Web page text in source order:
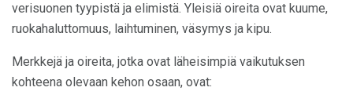
verisuonen tyypistä ja elimistä. Yleisiä oireita ovat kuume,
ruokahaluttomuus, laihtuminen, väsymys ja kipu.
Merkkejä ja oireita, jotka ovat läheisimpiä vaikutuksen
kohteena olevaan kehon osaan, ovat: